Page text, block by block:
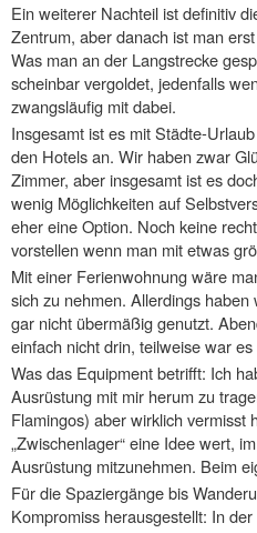
Ein weiterer Nachteil ist definitiv
Zentrum, aber danach ist man
Was man an der Langstrecke
scheinbar vergoldet, jedenfalls
zwangsläufig mit dabei.
Insgesamt ist es mit Städte-
den Hotels an. Wir haben zwar
Zimmer, aber insgesamt ist es
wenig Möglichkeiten auf
eher eine Option. Noch keine
vorstellen wenn man mit etwas
Mit einer Ferienwohnung wäre
sich zu nehmen. Allerdings
gar nicht übermäßig genutzt.
einfach nicht drin, teilweise war
Was das Equipment betrifft: Ich
Ausrüstung mit mir herum zu
Flamingos) aber wirklich vermisst
„Zwischenlager“ eine Idee wert,
Ausrüstung mitzunehmen. Beim
Für die Spaziergänge bis
Kompromiss herausgestellt: In